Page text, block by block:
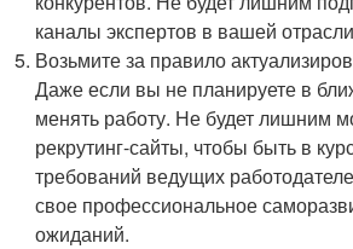
каналы экспертов в вашей
Возьмите за правило
Даже если вы не планируете в
менять работу. Не будет лишним
рекрутинг-сайты, чтобы быть в
требований ведущих
свое профессиональное
ожиданий.